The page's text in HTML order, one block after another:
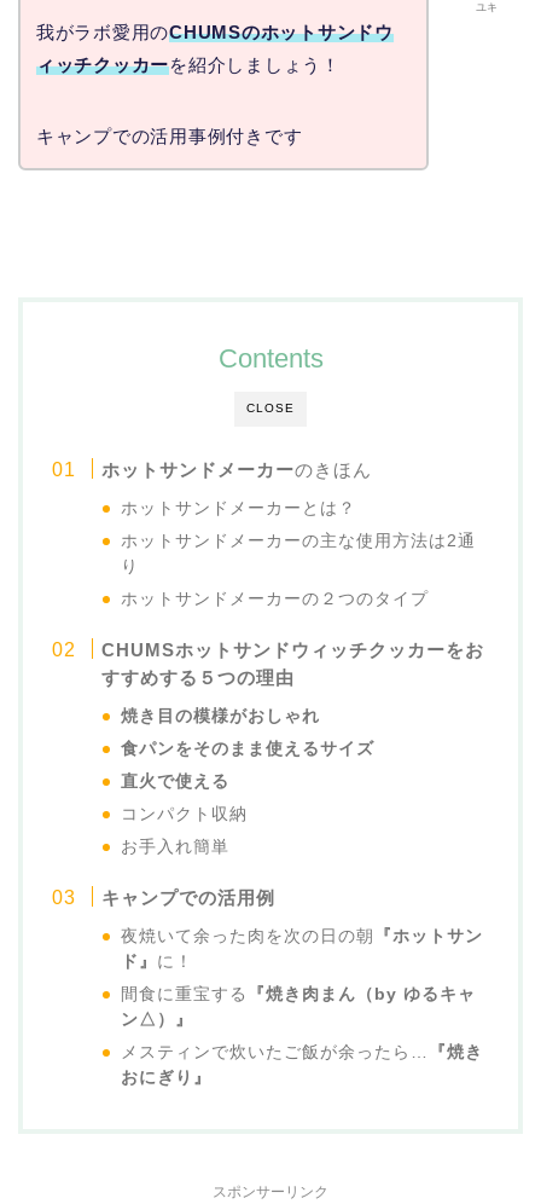
ユキ
我がラボ愛用のCHUMSのホットサンドウ
ィッチクッカーを紹介しましょう！
キャンプでの活用事例付きです
CLOSE
Contents
ホットサンドメーカーのきほん
ホットサンドメーカーとは？
ホットサンドメーカーの主な使用方法は2通
り
ホットサンドメーカーの２つのタイプ
CHUMSホットサンドウィッチクッカーをお
すすめする５つの理由
焼き目の模様がおしゃれ
食パンをそのまま使えるサイズ
直火で使える
コンパクト収納
お手入れ簡単
キャンプでの活用例
夜焼いて余った肉を次の日の朝
『ホットサン
ド』 に！
間食に重宝する
『焼き肉まん（by ゆるキャ
ン△）』
メスティンで炊いたご飯が余ったら…
『焼き
おにぎり』
スポンサーリンク